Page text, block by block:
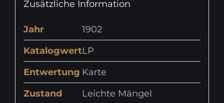
Zusätzliche Information
Jahr
1902
KatalogwertLP
Entwertung Karte
Zustand
Leichte Mängel